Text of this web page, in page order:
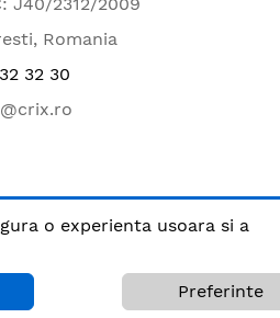
Romania
32 30
o experienta usoara si a
Preferinte